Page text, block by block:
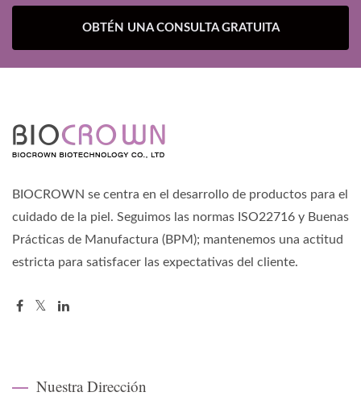
OBTÉN UNA CONSULTA GRATUITA
BIOCROWN se centra en el desarrollo de productos para el
cuidado de la piel. Seguimos las normas ISO22716 y Buenas
Prácticas de Manufactura (BPM); mantenemos una actitud
estricta para satisfacer las expectativas del cliente.
Nuestra Dirección